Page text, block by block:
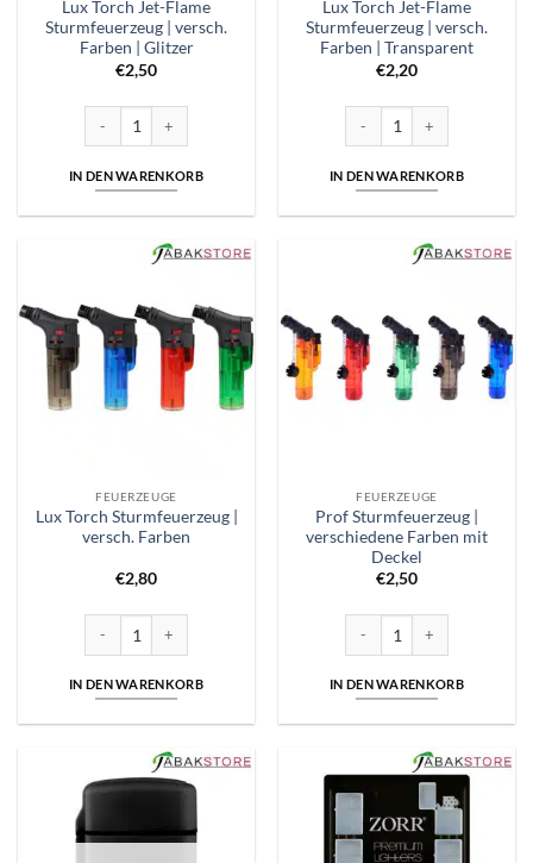
Lux Torch Jet-Flame
Sturmfeuerzeug | versch.
Farben | Glitzer
€2,50
Lux Torch Jet-Flame Sturmfeuerzeug | versch. Farben | Glitzer Menge
IN DEN WARENKORB
Lux Torch Jet-Flame
Sturmfeuerzeug | versch.
Farben | Transparent
€2,20
Lux Torch Jet-Flame
IN DEN WARENKORB
FEUERZEUGE
Lux Torch Sturmfeuerzeug |
versch. Farben
€2,80
IN DEN WARENKORB
FEUERZEUGE
Prof Sturmfeuerzeug |
verschiedene Farben mit
Deckel
€2,50
IN DEN WARENKORB